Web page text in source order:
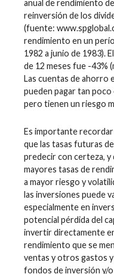
anual de rendimiento
reinversión de los
(fuente:
rendimiento en un
1982 a junio de 1983).
de 12 meses fue -43%
Las cuentas de ahorro
pueden pagar tan poco
pero tienen un riesgo
Es importante
que las tasas futuras
predecir con certeza, y
mayores tasas de
a mayor riesgo y
las inversiones puede
especialmente en
potencial pérdida del
invertir directamente
rendimiento que se
ventas y otros gastos
fondos de inversión y/